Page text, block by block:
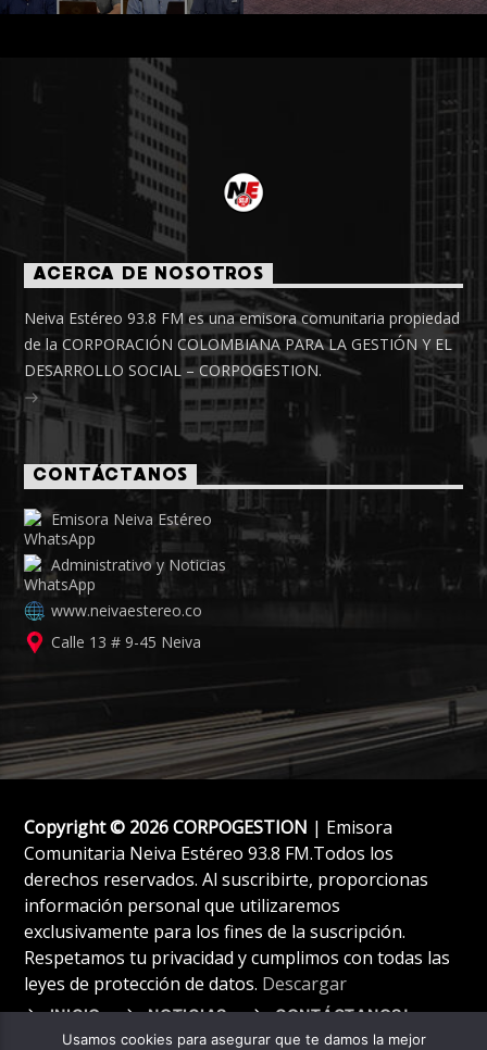
ACERCA DE NOSOTROS
Neiva Estéreo 93.8 FM es una emisora comunitaria propiedad
de la CORPORACIÓN COLOMBIANA PARA LA GESTIÓN Y EL
DESARROLLO SOCIAL – CORPOGESTION.
CONTÁCTANOS
Emisora Neiva Estéreo
Administrativo y Noticias
www.neivaestereo.co
Calle 13 # 9-45 Neiva
Copyright © 2026 CORPOGESTION | Emisora
Comunitaria Neiva Estéreo 93.8 FM.Todos los
derechos reservados. Al suscribirte, proporcionas
información personal que utilizaremos
exclusivamente para los fines de la suscripción.
Respetamos tu privacidad y cumplimos con todas las
leyes de protección de datos. Descargar
INICIO NOTICIAS CONTÁCTANOS!
Usamos cookies para asegurar que te damos la mejor